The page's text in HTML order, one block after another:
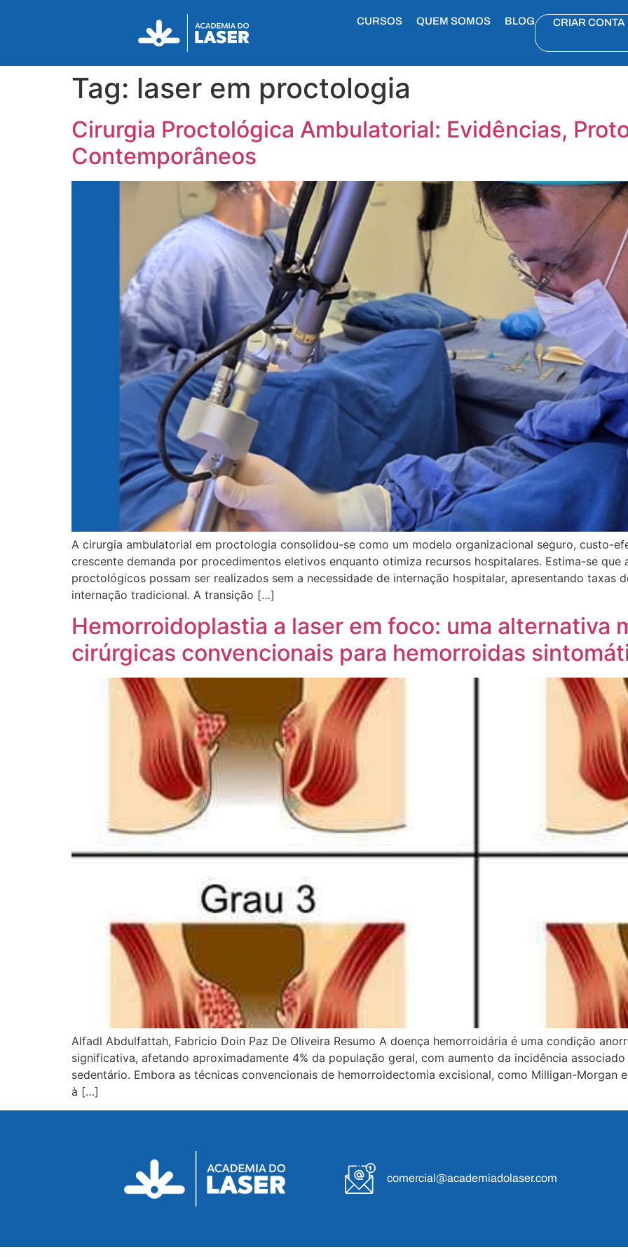
CURSOS QUEM SOMOS BLOG CRIAR CONTA
Tag: laser em proctologia
Cirurgia Proctológica Ambulatorial: Evidências,
Contemporâneos
A cirurgia ambulatorial em proctologia consolidou-se como um modelo organizacional seguro, custo-
crescente demanda por procedimentos eletivos enquanto otimiza recursos hospitalares. Estima-se
proctológicos possam ser realizados sem a necessidade de internação hospitalar, apresentando taxas
internação tradicional. A transição […]
Hemorroidoplastia a laser em foco: uma alternativa
cirúrgicas convencionais para hemorroidas
Alfadl Abdulfattah, Fabricio Doin Paz De Oliveira Resumo A doença hemorroidária é uma condição
significativa, afetando aproximadamente 4% da população geral, com aumento da incidência
sedentário. Embora as técnicas convencionais de hemorroidectomia excisional, como Milligan-Morgan
à […]
comercial@academiadolaser.com